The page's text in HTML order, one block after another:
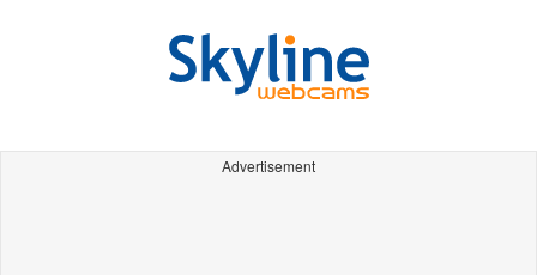
Advertisement